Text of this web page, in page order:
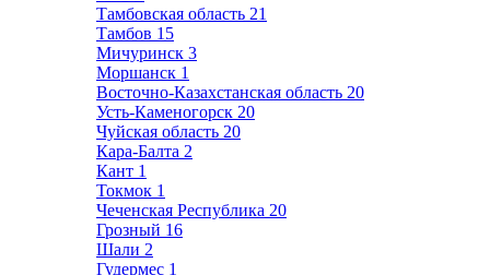
Тамбовская область 21
Тамбов 15
Мичуринск 3
Моршанск 1
Восточно-Казахстанская область 20
Усть-Каменогорск 20
Чуйская область 20
Кара-Балта 2
Кант 1
Токмок 1
Чеченская Республика 20
Грозный 16
Шали 2
Гудермес 1